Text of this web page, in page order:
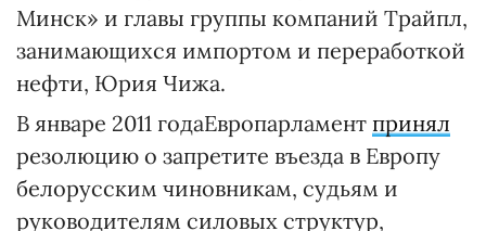
Минск» и главы группы компаний Трайпл,
занимающихся импортом и переработкой
нефти, Юрия Чижа.
В январе 2011 годаЕвропарламент принял
резолюцию о запретите въезда в Европу
белорусским чиновникам, судьям и
руководителям силовых структур,